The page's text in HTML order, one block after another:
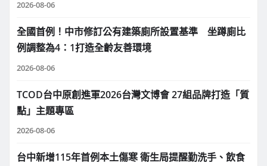
2026-08-06
全國首例！中市修訂公有建築廁所設置基準 坐蹲廁比
例調整為4：1打造全齡友善環境
2026-08-06
TCOD台中原創進軍2026台灣文博會 27組品牌打造「質
點」主題專區
2026-08-06
台中新增115年首例本土傷寒 衛生局提醒勤洗手、飲食